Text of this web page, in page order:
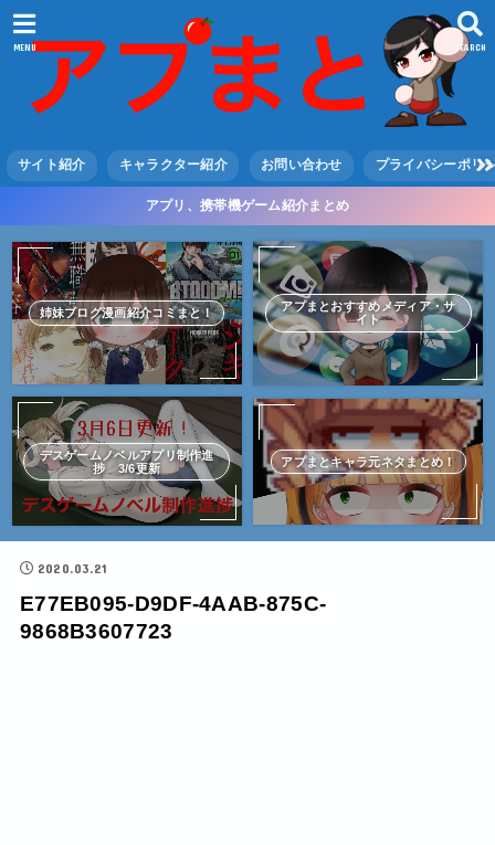
SEARCH
MENU
サイト紹介 キャラクター紹介 お問い合わせ プライバシーポリ
アプリ、携帯機ゲーム紹介まとめ
姉妹ブログ漫画紹介コミまと！
アプまとおすすめメディア・サ
イト
デスゲームノベルアプリ制作進
捗 3/6更新
アプまとキャラ元ネタまとめ！
2020.03.21
E77EB095-D9DF-4AAB-875C-
9868B3607723